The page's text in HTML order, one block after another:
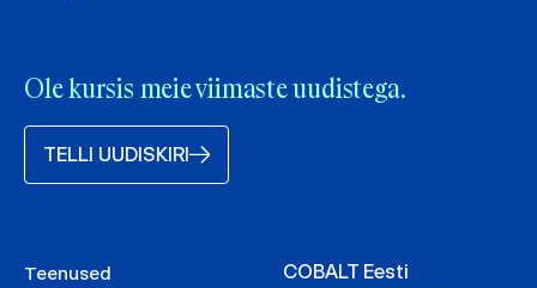
Ole kursis meie viimaste uudistega.
TELLI UUDISKIRI
Teenused
COBALT Eesti